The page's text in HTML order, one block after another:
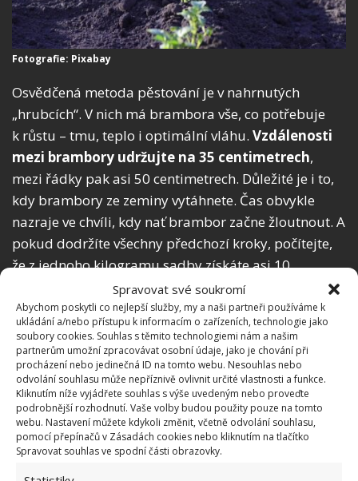
Spravovat své soukromí
Abychom poskytli co nejlepší služby, my a naši partneři používáme k
ukládání a/nebo přístupu k informacím o zařízeních, technologie jako
soubory cookies. Souhlas s těmito technologiemi nám a našim
partnerům umožní zpracovávat osobní údaje, jako je chování při
procházení nebo jedinečná ID na tomto webu. Nesouhlas nebo
odvolání souhlasu může nepříznivě ovlivnit určité vlastnosti a funkce.
Kliknutím níže vyjádřete souhlas s výše uvedeným nebo proveďte
podrobnější rozhodnutí. Vaše volby budou použity pouze na tomto
webu. Nastavení můžete kdykoli změnit, včetně odvolání souhlasu,
pomocí přepínačů v Zásadách cookies nebo kliknutím na tlačítko
Spravovat souhlas ve spodní části obrazovky.
Fotografie: Pixabay
Osvědčená metoda pěstování je v nahrnutých
„hrubcích“. V nich má brambora vše, co potřebuje
k růstu – tmu, teplo i optimální vláhu. Vzdálenosti
mezi brambory udržujte na 35 centimetrech,
mezi řádky pak asi 50 centimetrech. Důležité je i to,
kdy brambory ze zeminy vytáhnete. Čas obvykle
nazraje ve chvíli, kdy nať brambor začne žloutnout. A
pokud dodržíte všechny předchozí kroky, počítejte,
že z jednoho kilogramu sadby získáte asi 10
kilogramů brambor ke konzumaci.
Zdroje:Vitalia,Plantura